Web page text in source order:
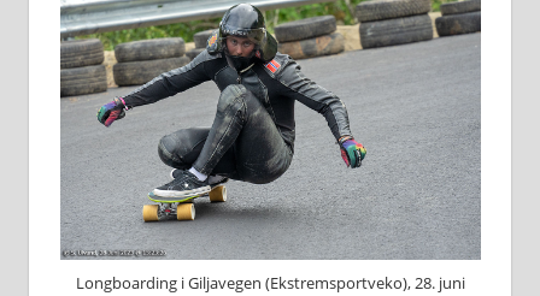
Longboarding i Giljavegen (Ekstremsportveko), 28. juni